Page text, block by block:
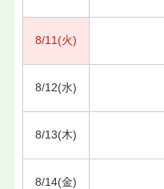
8/11(火)
8/12(水)
8/13(木)
8/14(金)